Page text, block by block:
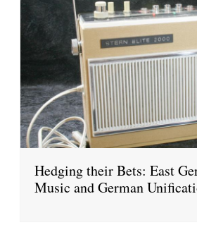
Hedging their Bets: East
Music and German